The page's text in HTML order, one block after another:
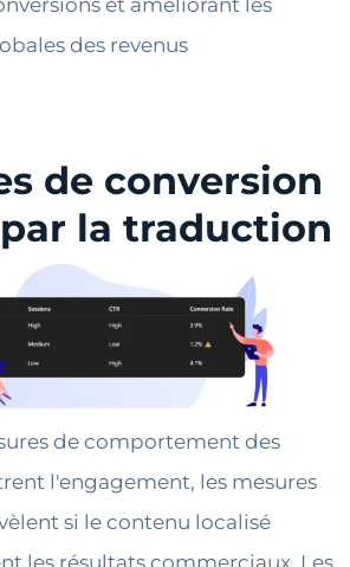
des revenus
de conversion
la traduction
de comportement des
l'engagement, les mesures
si le contenu localisé
les résultats commerciaux. Les